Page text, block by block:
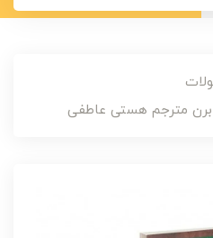
برن مترجم هستی عاطفی